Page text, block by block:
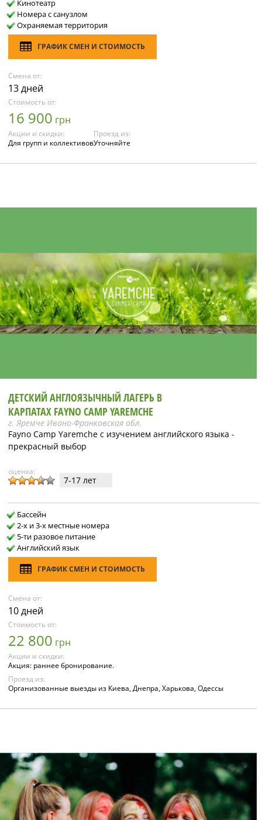
Кинотеатр
Номера с санузлом
Охраняемая территория
ГРАФИК СМЕН И СТОИМОСТЬ
Смена от:
13 дней
Стоимость от:
16 900 грн
Акции и скидки:
Для групп и коллективов
Проезд из:
Уточняйте
ДЕТСКИЙ АНГЛОЯЗЫЧНЫЙ ЛАГЕРЬ В
КАРПАТАХ FAYNO CAMP YAREMCHE
г. Яремче Ивано-Франковская обл.
Fayno Camp Yaremche с изучением английского языка -
прекрасный выбор
оценка:
7-17 лет
Бассейн
2-х и 3-х местные номера
5-ти разовое питание
Английский язык
ГРАФИК СМЕН И СТОИМОСТЬ
Смена от:
10 дней
Стоимость от:
22 800 грн
Акции и скидки:
Акция: раннее бронирование.
Проезд из:
Организованные выезды из Киева, Днепра, Харькова, Одессы